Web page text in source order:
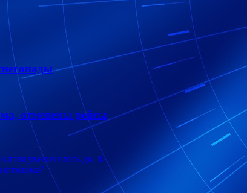
отменены рейсы
увеличилось до 30